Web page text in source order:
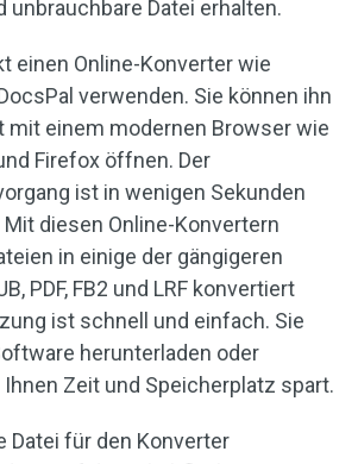
unbrauchbare Datei erhalten.
einen Online-Konverter wie
verwenden. Sie können ihn
mit einem modernen Browser wie
Firefox öffnen. Der
ist in wenigen Sekunden
diesen Online-Konvertern
in einige der gängigeren
PDF, FB2 und LRF konvertiert
ist schnell und einfach. Sie
herunterladen oder
Zeit und Speicherplatz spart.
Datei für den Konverter